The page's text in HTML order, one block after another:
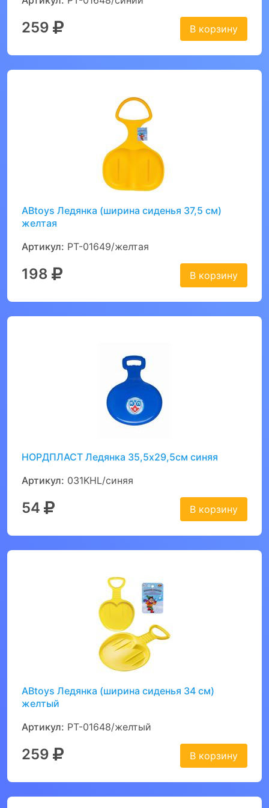
259 В корзину
ABtoys Ледянка (ширина сиденья 37,5 см)
желтая
Артикул: PT-01649/желтая
198 В корзину
НОРДПЛАСТ Ледянка 35,5х29,5см синяя
Артикул: 031KHL/синяя
54 В корзину
ABtoys Ледянка (ширина сиденья 34 см)
желтый
Артикул: PT-01648/желтый
259 В корзину